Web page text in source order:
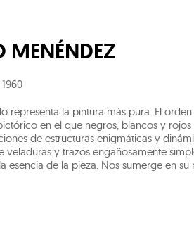
MENÉNDEZ
1960
representa la pintura más pura. El
en el que negros, blancos y
de estructuras enigmáticas y
veladuras y trazos engañosamente
esencia de la pieza. Nos sumerge en